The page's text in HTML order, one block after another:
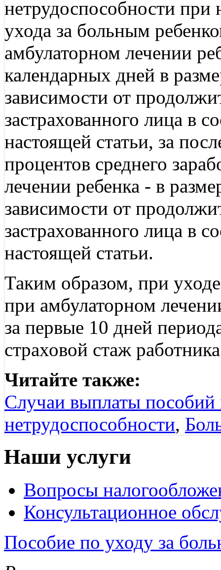
нетрудоспособности при
ухода за больным
амбулаторном лечении
календарных дней в
зависимости от
застрахованного лица в
настоящей статьи, за
процентов среднего
лечении ребенка - в
зависимости от
застрахованного лица в
настоящей статьи.
Таким образом, при
при амбулаторном
за первые 10 дней
страховой стаж
Читайте также:
Случаи выплаты
нетрудоспособности,
Наши услуги
Вопросы
Консультационное
Пособие по уходу за